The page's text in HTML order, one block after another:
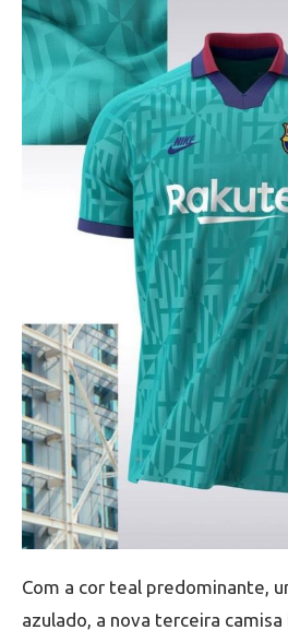
Com a cor teal predominante,
azulado, a nova terceira